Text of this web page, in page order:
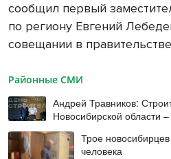
сообщил первый
по региону Евгений
совещании в
Районные СМИ
Андрей Травников:
Новосибирской области
коллектив
Трое
человека